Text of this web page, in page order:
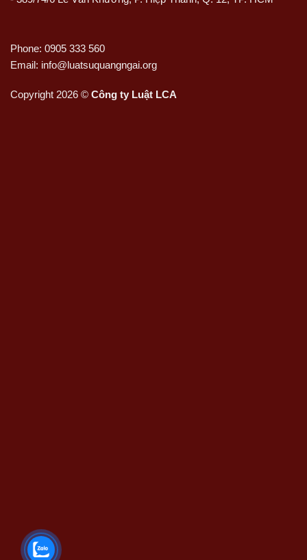
Phone: 0905 333 560
Email: info@luatsuquangngai.org
Copyright 2026 © Công ty Luật LCA